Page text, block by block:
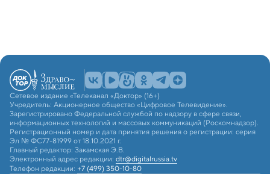
Сетевое издание «Телеканал «Доктор» (16+)
Учредитель: Акционерное общество «Цифровое Телевидение».
Зарегистрировано Федеральной службой по надзору в сфере связи,
информационных технологий и массовых коммуникаций (Роскомнадзор).
Регистрационный номер и дата принятия решения о регистрации: серия
Эл № ФС77-81999 от 18.10.2021 г.
Главный редактор: Закамская Э.В.
Электронный адрес редакции: dtr@digitalrussia.tv
Телефон редакции: +7 (499) 350-10-80